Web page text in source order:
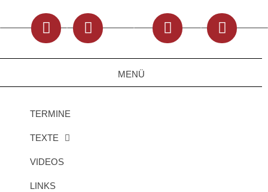
MENÜ
TERMINE
TEXTE
VIDEOS
LINKS